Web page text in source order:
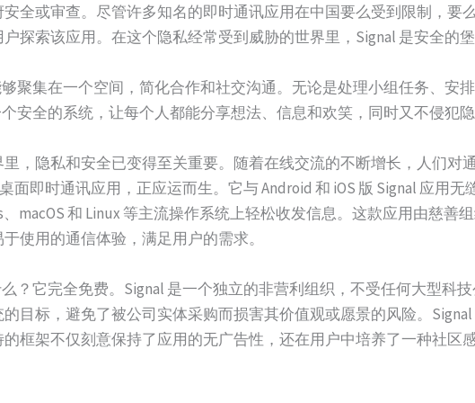
全或审查。尽管许多知名的即时通讯应用在中国要么受到限制，要
探索该应用。在这个隐私经常受到威胁的世界里，Signal 是安全的
聚集在一个空间，简化合作和社交沟通。无论是处理小组任务、安
安全的系统，让每个人都能分享想法、信息和欢笑，同时又不侵犯
，隐私和安全已变得至关重要。随着在线交流的不断增长，人们对
面即时通讯应用，正应运而生。它与 Android 和 iOS 版 Signal 应用
macOS 和 Linux 等主流操作系统上轻松收发信息。这款应用由慈善组
使用的通信体验，满足用户的需求。
？它完全免费。Signal 是一个独立的非营利组织，不受任何大型科
目标，避免了被公司实体采购而损害其价值观或愿景的风险。
框架不仅刻意保持了应用的无广告性，还在用户中培养了一种社区